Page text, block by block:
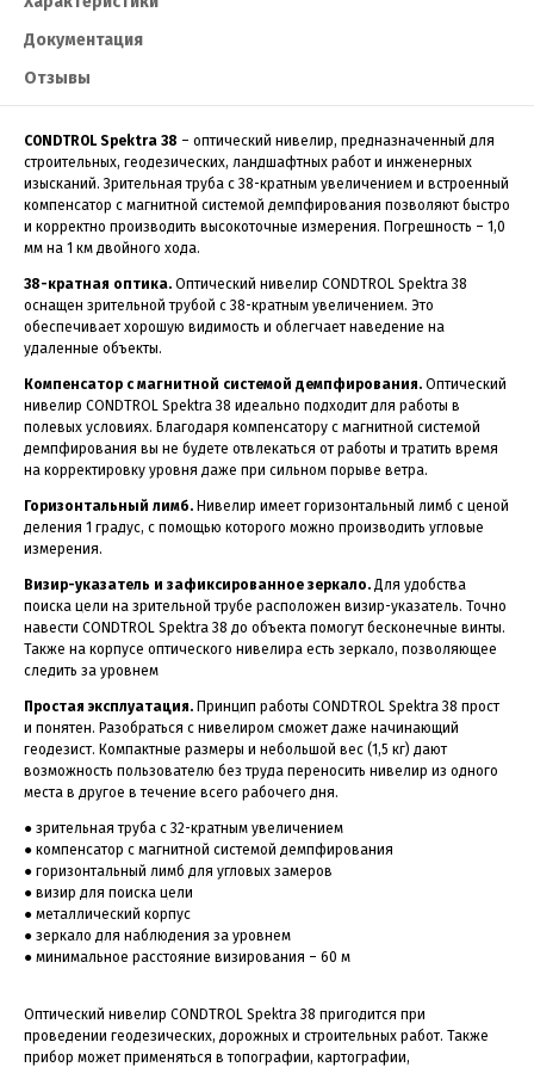
Документация
Отзывы
CONDTROL Spektra 38 – оптический нивелир, предназначенный для
строительных, геодезических, ландшафтных работ и инженерных
изысканий. Зрительная труба с 38-кратным увеличением и встроенный
компенсатор с магнитной системой демпфирования позволяют быстро
и корректно производить высокоточные измерения. Погрешность – 1,0
мм на 1 км двойного хода.
38-кратная оптика. Оптический нивелир CONDTROL Spektra 38
оснащен зрительной трубой с 38-кратным увеличением. Это
обеспечивает хорошую видимость и облегчает наведение на
удаленные объекты.
Компенсатор с магнитной системой демпфирования. Оптический
нивелир CONDTROL Spektra 38 идеально подходит для работы в
полевых условиях. Благодаря компенсатору с магнитной системой
демпфирования вы не будете отвлекаться от работы и тратить время
на корректировку уровня даже при сильном порыве ветра.
Горизонтальный лимб. Нивелир имеет горизонтальный лимб с ценой
деления 1 градус, с помощью которого можно производить угловые
измерения.
Визир-указатель и зафиксированное зеркало. Для удобства
поиска цели на зрительной трубе расположен визир-указатель. Точно
навести CONDTROL Spektra 38 до объекта помогут бесконечные винты.
Также на корпусе оптического нивелира есть зеркало, позволяющее
следить за уровнем
Простая эксплуатация. Принцип работы CONDTROL Spektra 38 прост
и понятен. Разобраться с нивелиром сможет даже начинающий
геодезист. Компактные размеры и небольшой вес (1,5 кг) дают
возможность пользователю без труда переносить нивелир из одного
места в другое в течение всего рабочего дня.
● зрительная труба с 32-кратным увеличением
● компенсатор с магнитной системой демпфирования
● горизонтальный лимб для угловых замеров
● визир для поиска цели
● металлический корпус
● зеркало для наблюдения за уровнем
● минимальное расстояние визирования – 60 м
Оптический нивелир CONDTROL Spektra 38 пригодится при
проведении геодезических, дорожных и строительных работ. Также
прибор может применяться в топографии, картографии,